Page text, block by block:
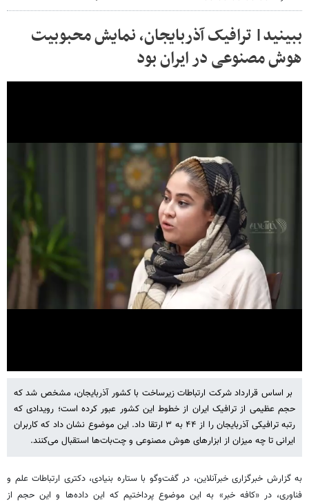
ببینید| ترافیک آذربایجان، نمایش محبوبیت
هوش مصنوعی در ایران بود
Mute Settings
بر اساس قرارداد شرکت ارتباطات زیرساخت با کشور آذربایجان، مشخص شد که
حجم عظیمی از ترافیک ایران از خطوط این کشور عبور کرده است؛ رویدادی که
رتبه ترافیکی آذربایجان را از ۴۴ به ۳ ارتقا داد. این موضوع نشان داد که کاربران
ایرانی تا چه میزان از ابزارهای هوش مصنوعی و چت‌بات‌ها استقبال می‌کنند.
به گزارش خبرگزاری خبرآنلاین، در گفت‌وگو با ستاره بنیادی، دکتری ارتباطات علم و
فناوری، در «کافه خبر» به این موضوع پرداختیم که این داده‌ها و این حجم از